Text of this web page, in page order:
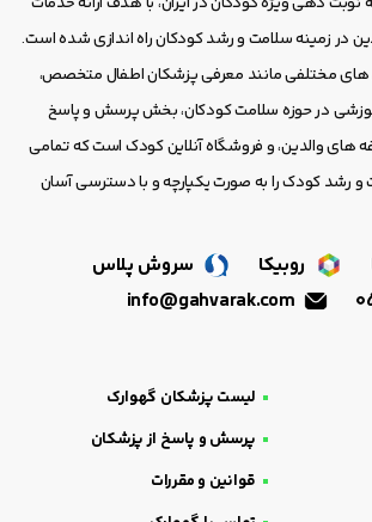
در زمینه سلامت و رشد کودکان راه اندازی شده است.
مختلفی مانند معرفی پزشکان اطفال متخصص،
در حوزه سلامت کودکان، بخش پرسش و پاسخ
های والدین، و فروشگاه آنلاین کودک است که تمامی
و رشد کودک را به صورت یکپارچه و با دسترسی آسان
روبیکا
سروش پلاس
لیست پزشکان گهوارک
پرسش و پاسخ از پزشکان
قوانین و مقررات